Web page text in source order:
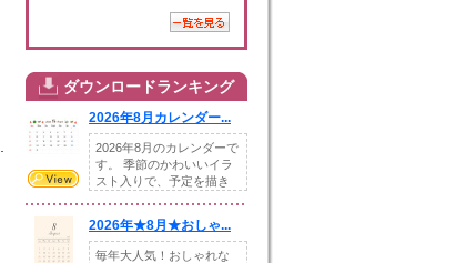
ダウンロードランキング
2026年8月カレンダー...
2026年8月のカレンダーで
す。 季節のかわいいイラ
スト入りで、予定を描き
2026年★8月★おしゃ...
毎年大人気！おしゃれな